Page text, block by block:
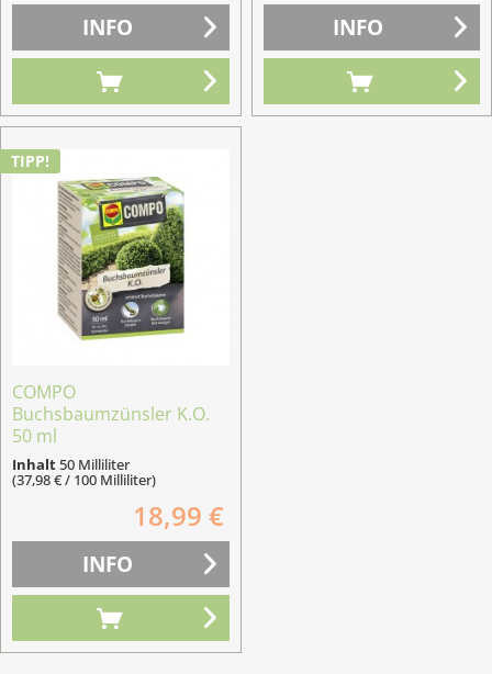
INFO INFO
TIPP!
COMPO
Buchsbaumzünsler K.O.
50 ml
Inhalt50 Milliliter
(37,98 € / 100 Milliliter)
18,99 €
INFO